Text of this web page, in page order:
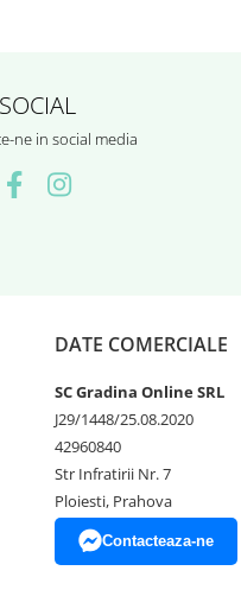
SOCIAL
ne in social media
DATE COMERCIALE
SC Gradina Online SRL
J29/1448/25.08.2020
42960840
Str Infratirii Nr. 7
Ploiesti, Prahova
Contacteaza-ne